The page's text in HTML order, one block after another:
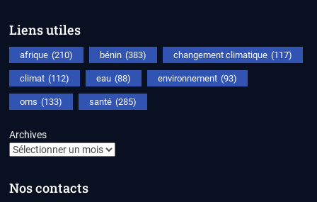
Liens utiles
afrique (210) bénin (383) changement climatique (117)
climat (112) eau (88) environnement (93)
oms (133) santé (285)
Archives
Nos contacts